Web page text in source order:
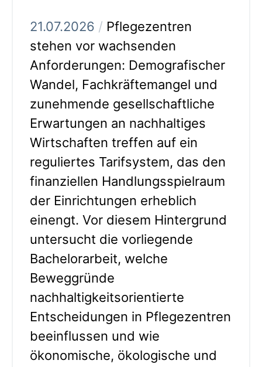
21.07.2026 / Pflegezentren
stehen vor wachsenden
Anforderungen: Demografischer
Wandel, Fachkräftemangel und
zunehmende gesellschaftliche
Erwartungen an nachhaltiges
Wirtschaften treffen auf ein
reguliertes Tarifsystem, das den
finanziellen Handlungsspielraum
der Einrichtungen erheblich
einengt. Vor diesem Hintergrund
untersucht die vorliegende
Bachelorarbeit, welche
Beweggründe
nachhaltigkeitsorientierte
Entscheidungen in Pflegezentren
beeinflussen und wie
ökonomische, ökologische und